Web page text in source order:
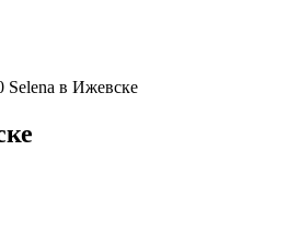
Selena в Ижевске